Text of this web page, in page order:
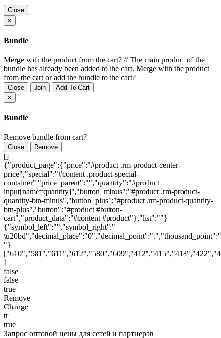
Close
×
Bundle
Merge with the product from the cart? //The main product of the
bundle has already been added to the cart. Merge with the product
from the cart or add the bundle to the cart?
Close Join
Add To Cart
×
Bundle
Remove bundle from cart?
Close Remove
[]
{"product_page":{"price":"#product .rm-product-center-
price","special":"#content .product-special-
container","price_parent":"","quantity":"#product
input[name=quantity]","button_minus":"#product .rm-product-
quantity-btn-minus","button_plus":"#product .rm-product-quantity-
btn-plus","button":"#product #button-
cart","product_data":"#content #product"},"list":""}
{"symbol_left":"","symbol_right":"
\u20bd","decimal_place":"0","decimal_point":".","thousand_point":"
"}
1
false
false
true
Remove
Change
tr
true
Запрос оптовой цены для сетей и партнеров